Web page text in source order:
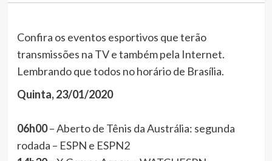
Confira os eventos esportivos que terão
transmissões na TV e também pela Internet.
Lembrando que todos no horário de Brasília.
Quinta, 23/01/2020
06h00– Aberto de Tênis da Austrália: segunda
rodada – ESPN e ESPN2